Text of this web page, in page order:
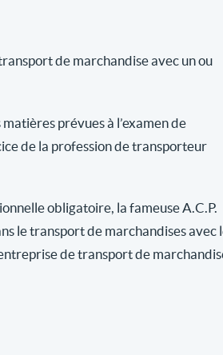
de marchandise avec un ou
prévues à l’examen de
de la profession de transporteur
obligatoire, la fameuse A.C.P.
le transport de marchandises avec
de transport de